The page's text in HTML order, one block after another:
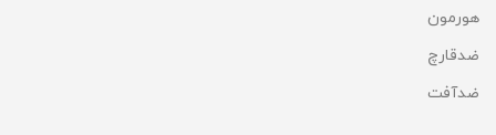
هورمون
ضدقارچ
ضدآفت